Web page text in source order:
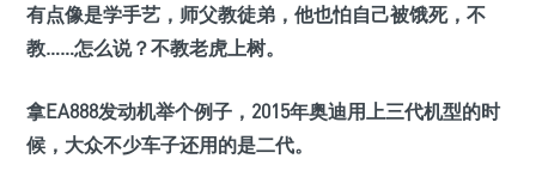
有点像是学手艺，师父教徒弟，他也怕自己被饿死，不
教……怎么说？不教老虎上树。
拿EA888发动机举个例子，2015年奥迪用上三代机型的时
候，大众不少车子还用的是二代。